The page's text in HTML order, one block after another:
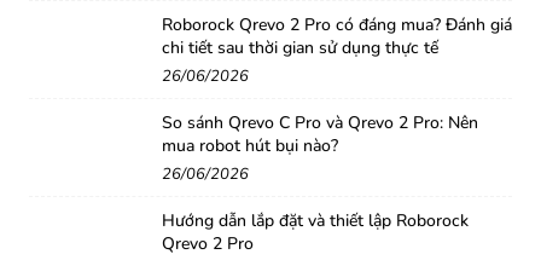
Roborock Qrevo 2 Pro có đáng mua? Đánh giá
chi tiết sau thời gian sử dụng thực tế
26/06/2026
So sánh Qrevo C Pro và Qrevo 2 Pro: Nên
mua robot hút bụi nào?
26/06/2026
Hướng dẫn lắp đặt và thiết lập Roborock
Qrevo 2 Pro